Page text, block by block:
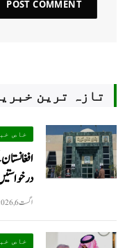
تازہ ترین
خاص
اگست 6, 2026
خاص